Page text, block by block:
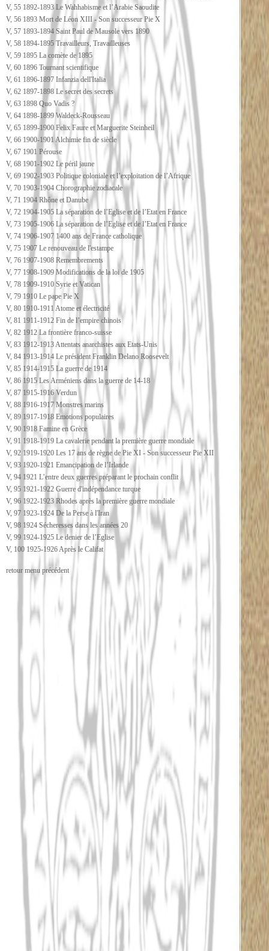
V, 55 1892-1893 Le Wahhabisme et l’Arabie Saoudite
V, 56 1893 Mort de Léon XIII - Son successeur Pie X
V, 57 1893-1894 Saint Paul de Mausole vers 1890
V, 58 1894-1895 Travailleurs, Travailleuses
V, 59 1895 La comète de 1895
V, 60 1896 Tournant scientifique
V, 61 1896-1897 Infanzia dell'Italia
V, 62 1897-1898 Le secret des secrets
V, 63 1898 Quo Vadis ?
V, 64 1898-1899 Waldeck-Rousseau
V, 65 1899-1900 Felix Faure et Marguerite Steinheil
V, 66 1900-1901 Alchimie fin de siècle
V, 67 1901 Pérouse
V, 68 1901-1902 Le péril jaune
V, 69 1902-1903 Politique coloniale et l’exploitation de l’Afrique
V, 70 1903-1904 Chorographie zodiacale
V, 71 1904 Rhône et Danube
V, 72 1904-1905 La séparation de l’Eglise et de l’Etat en France
V, 73 1905-1906 La séparation de l’Eglise et de l’Etat en France
V, 74 1906-1907 1400 ans de France catholique
V, 75 1907 Le renouveau de l'estampe
V, 76 1907-1908 Remembrements
V, 77 1908-1909 Modifications de la loi de 1905
V, 78 1909-1910 Syrie et Vatican
V, 79 1910 Le pape Pie X
V, 80 1910-1911 Atome et électricité
V, 81 1911-1912 Fin de l’empire chinois
V, 82 1912 La frontière franco-suisse
V, 83 1912-1913 Attentats anarchistes aux Etats-Unis
V, 84 1913-1914 Le président Franklin Delano Roosevelt
V, 85 1914-1915 La guerre de 1914
V, 86 1915 Les Arméniens dans la guerre de 14-18
V, 87 1915-1916 Verdun
V, 88 1916-1917 Monstres marins
V, 89 1917-1918 Emotions populaires
V, 90 1918 Famine en Grèce
V, 91 1918-1919 La cavalerie pendant la première guerre mondiale
V, 92 1919-1920 Les 17 ans de règne de Pie XI - Son successeur Pie XII
V, 93 1920-1921 Emancipation de l’Irlande
V, 94 1921 L’entre deux guerres préparant le prochain conflit
V, 95 1921-1922 Guerre d'indépendance turque
V, 96 1922-1923 Rhodes après la première guerre mondiale
V, 97 1923-1924 De la Perse à l'Iran
V, 98 1924 Sécheresses dans les années 20
V, 99 1924-1925 Le denier de l’Eglise
V, 100 1925-1926 Après le Califat
retour menu précédent